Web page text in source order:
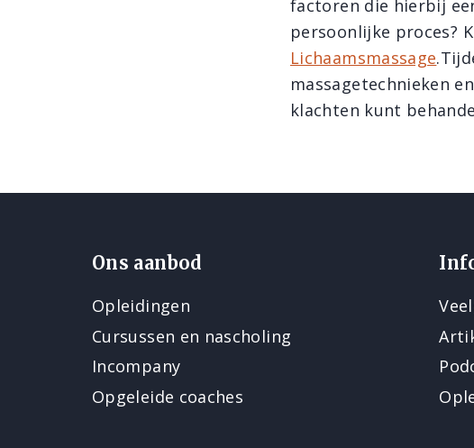
factoren die hierbij
persoonlijke proces?
Lichaamsmassage
massagetechnieken
klachten kunt
Ons aanbod
Opleidingen
Cursussen en nascholing
Incompany
Opgeleide coaches